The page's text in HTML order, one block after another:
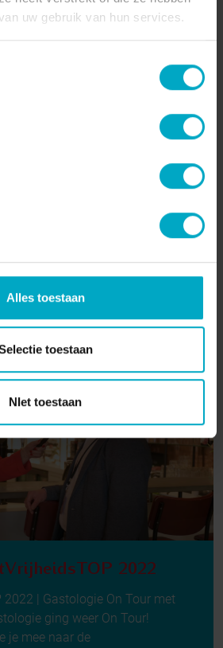
uw gebruik van hun services.
Alles toestaan
toestaan
NIet toestaan
boek Gastologie
"Hoe Gastvrij ben jij?"
op 20-10-2021 Op 20 oktober
Sok het boek Hoe
Lees verder
2022
2022 | Gastologie On Tour met
ging weer On Tour!
je mee naar de